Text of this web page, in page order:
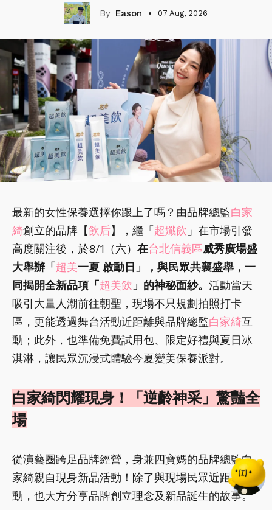
Eason 07 Aug, 2026
最新的女性保養選擇你跟上了嗎？由品牌總監白家
綺創立的品牌【飲后】，繼「超孅飲 」在市場引發
高度關注後，於8/1（六） 在台北信義區威秀廣場盛
大舉辦「超美一夏 啟動日」，與民眾共襄盛舉，一
同揭開全新品項「超美飲 」的神秘面紗。 活動當天
吸引大量人潮前往朝聖，現場不只規劃拍照打卡
區，更能透過舞台活動近距離與品牌總監白家綺互
動；此外，也準備免費試用包、限定好禮與夏日冰
淇淋，讓民眾沉浸式體驗今夏變美保養派對。
白家綺閃耀現身！「逆齡神采」驚豔全
場
從演藝圈跨足品牌經營，身兼四寶媽的品牌總監白
家綺親自現身新品活動！除了與現場民眾近距離互
動，也大方分享品牌創立理念及新品誕生的故事。